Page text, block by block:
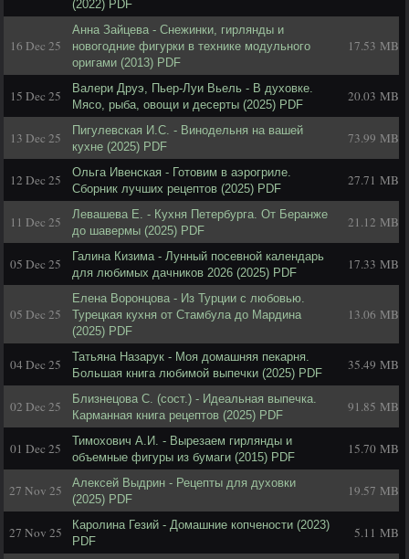
(2022) PDF
16 Dec 25
Анна Зайцева - Снежинки, гирлянды и
новогодние фигурки в технике модульного
оригами (2013) PDF
17.53 MB
15 Dec 25
Валери Друэ, Пьер-Луи Вьель - В духовке.
Мясо, рыба, овощи и десерты (2025) PDF
20.03 MB
13 Dec 25
Пигулевская И.С. - Винодельня на вашей
кухне (2025) PDF
73.99 MB
12 Dec 25
Ольга Ивенская - Готовим в аэрогриле.
Сборник лучших рецептов (2025) PDF
27.71 MB
11 Dec 25
Левашева Е. - Кухня Петербурга. От Беранже
до шавермы (2025) PDF
21.12 MB
05 Dec 25
Галина Кизима - Лунный посевной календарь
для любимых дачников 2026 (2025) PDF
17.33 MB
05 Dec 25
Елена Воронцова - Из Турции с любовью.
Турецкая кухня от Стамбула до Мардина
(2025) PDF
13.06 MB
04 Dec 25
Татьяна Назарук - Моя домашняя пекарня.
Большая книга любимой выпечки (2025) PDF
35.49 MB
02 Dec 25
Близнецова С. (сост.) - Идеальная выпечка.
Карманная книга рецептов (2025) PDF
91.85 MB
01 Dec 25
Тимохович А.И. - Вырезаем гирлянды и
объемные фигуры из бумаги (2015) PDF
15.70 MB
27 Nov 25
Алексей Выдрин - Рецепты для духовки
(2025) PDF
19.57 MB
27 Nov 25
Каролина Гезий - Домашние копчености (2023)
PDF
5.11 MB